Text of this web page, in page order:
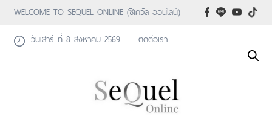
WELCOME TO SEQUEL ONLINE (ซีเคว้ล ออนไลน์)
วันเสาร์ ที่ 8 สิงหาคม 2569
ติดต่อเรา